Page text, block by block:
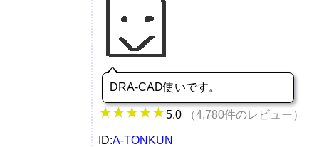
DRA-CAD使いです。
5.0 （4,780件のレビュー）
ID:A-TONKUN